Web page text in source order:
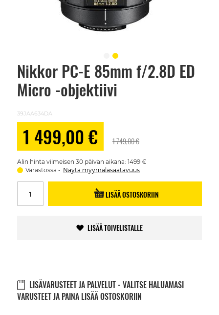
Nikkor PC-E 85mm f/2.8D ED
Micro -objektiivi
39JAA634DA
1 499,00 € 1 749,00 €
Alin hinta viimeisen 30 päivän aikana: 1499 €
Varastossa
Näytä myymäläsaatavuus
LISÄÄ OSTOSKORIIN
LISÄÄ TOIVELISTALLE
LISÄVARUSTEET JA PALVELUT - VALITSE HALUAMASI
VARUSTEET JA PAINA LISÄÄ OSTOSKORIIN
Skip
beginning
images
gallery